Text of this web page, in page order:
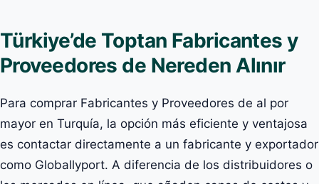
Türkiye’de Toptan Fabricantes y
Proveedores de Nereden Alınır
Para comprar Fabricantes y Proveedores de al por
mayor en Turquía, la opción más eficiente y ventajosa
es contactar directamente a un fabricante y exportador
como Globallyport. A diferencia de los distribuidores o